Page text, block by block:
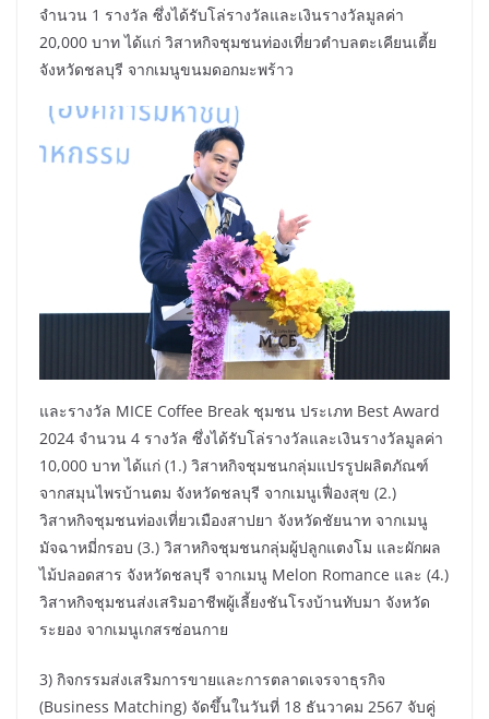
จำนวน 1 รางวัล ซึ่งได้รับโล่รางวัลและเงินรางวัลมูลค่า
20,000 บาท ได้แก่ วิสาหกิจชุมชนท่องเที่ยวตำบลตะเคียนเตี้ย
จังหวัดชลบุรี จากเมนูขนมดอกมะพร้าว
และรางวัล MICE Coffee Break ชุมชน ประเภท Best Award
2024 จำนวน 4 รางวัล ซึ่งได้รับโล่รางวัลและเงินรางวัลมูลค่า
10,000 บาท ได้แก่ (1.) วิสาหกิจชุมชนกลุ่มแปรรูปผลิตภัณฑ์
จากสมุนไพรบ้านตม จังหวัดชลบุรี จากเมนูเฟื่องสุข (2.)
วิสาหกิจชุมชนท่องเที่ยวเมืองสาปยา จังหวัดชัยนาท จากเมนู
มัจฉาหมี่กรอบ (3.) วิสาหกิจชุมชนกลุ่มผู้ปลูกแตงโม และผักผล
ไม้ปลอดสาร จังหวัดชลบุรี จากเมนู Melon Romance และ (4.)
วิสาหกิจชุมชนส่งเสริมอาชีพผู้เลี้ยงชันโรงบ้านทับมา จังหวัด
ระยอง จากเมนูเกสรซ่อนกาย
3) กิจกรรมส่งเสริมการขายและการตลาดเจรจาธุรกิจ
(Business Matching) จัดขึ้นในวันที่ 18 ธันวาคม 2567 จับคู่